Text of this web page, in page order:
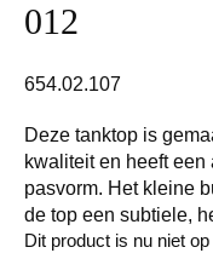
012
654.02.107
Deze tanktop is
kwaliteit en heeft
pasvorm. Het kleine
de top een subtiele,
Dit product is nu niet